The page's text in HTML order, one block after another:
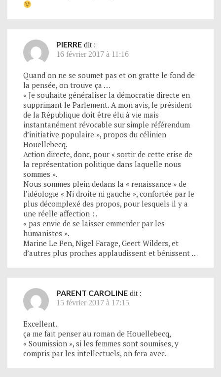
PIERRE dit :
16 février 2017 à 11:16
Quand on ne se soumet pas et on gratte le fond de
la pensée, on trouve ça …
« Je souhaite généraliser la démocratie directe en
supprimant le Parlement. A mon avis, le président
de la République doit être élu à vie mais
instantanément révocable sur simple référendum
d’initiative populaire », propos du célinien
Houellebecq.
Action directe, donc, pour « sortir de cette crise de
la représentation politique dans laquelle nous
sommes ».
Nous sommes plein dedans la « renaissance » de
l’idéologie « Ni droite ni gauche », confortée par le
plus décomplexé des propos, pour lesquels il y a
une réelle affection : .
« pas envie de se laisser emmerder par les
humanistes ».
Marine Le Pen, Nigel Farage, Geert Wilders, et
d’autres plus proches applaudissent et bénissent …
PARENT CAROLINE dit :
15 février 2017 à 17:15
Excellent.
ça me fait penser au roman de Houellebecq,
« Soumission », si les femmes sont soumises, y
compris par les intellectuels, on fera avec.